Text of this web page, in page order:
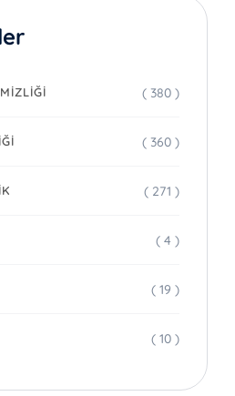
( 380 )
( 360 )
( 271 )
( 4 )
( 19 )
( 10 )